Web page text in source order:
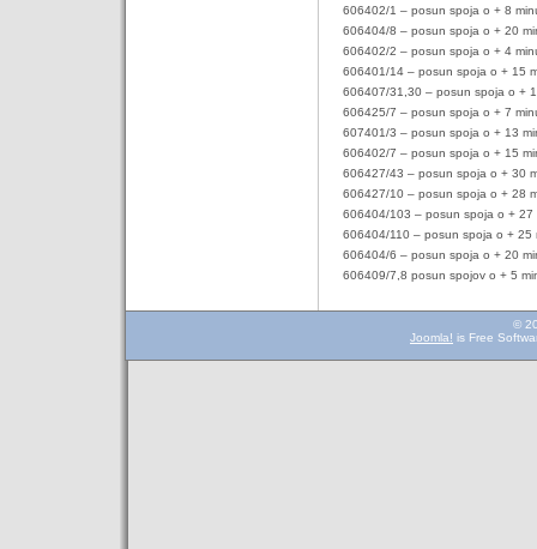
606402/1 – posun spoja o + 8
606404/8 – posun spoja o + 20
606402/2 – posun spoja o + 4
606401/14 – posun spoja o + 15
606407/31,30 – posun spoja o +
606425/7 – posun spoja o + 7
607401/3 – posun spoja o + 13
606402/7 – posun spoja o + 15
606427/43 – posun spoja o + 30
606427/10 – posun spoja o + 28
606404/103 – posun spoja o + 27
606404/110 – posun spoja o + 25
606404/6 – posun spoja o + 20
606409/7,8 posun spojov o + 5
©
Joomla! is Free